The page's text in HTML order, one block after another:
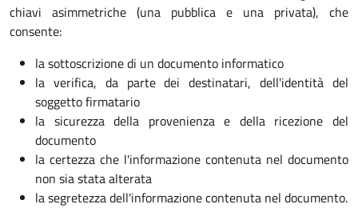
chiavi asimmetriche (una pubblica e una privata), che
consente:
la sottoscrizione di un documento informatico
la verifica, da parte dei destinatari, dell'identità del
soggetto firmatario
la sicurezza della provenienza e della ricezione del
documento
la certezza che l'informazione contenuta nel documento
non sia stata alterata
la segretezza dell'informazione contenuta nel documento.